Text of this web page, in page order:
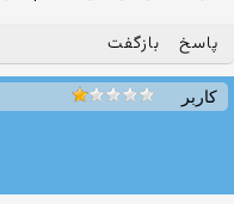
پاسخ بازگفت
کاربر